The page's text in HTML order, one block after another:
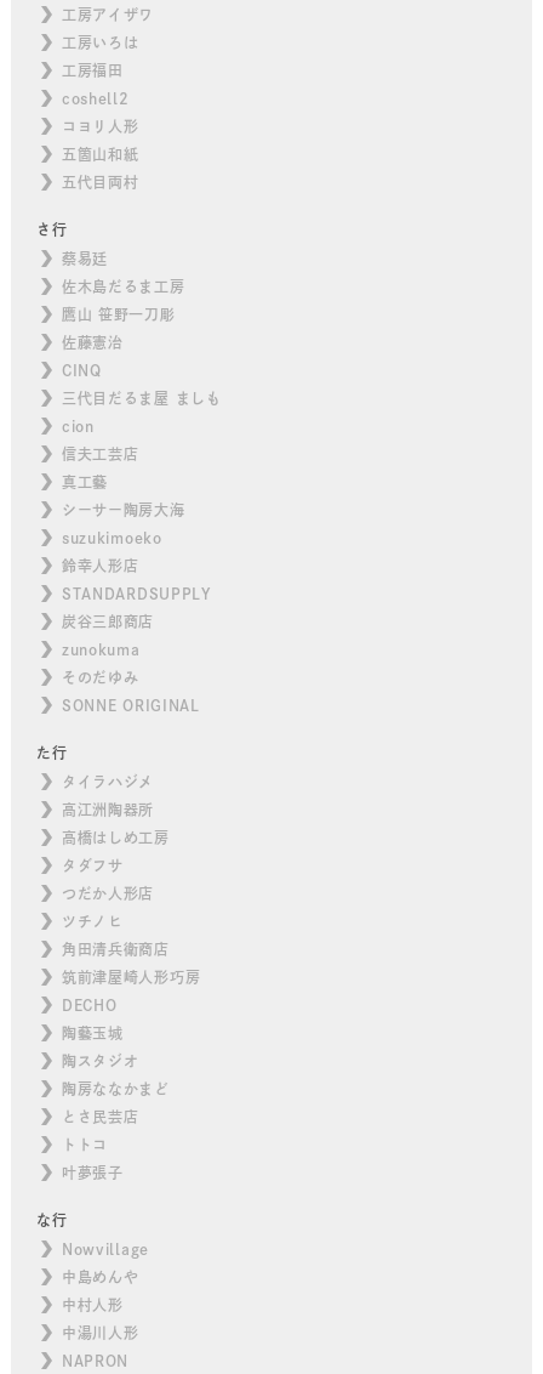
工房アイザワ
工房いろは
工房福田
coshell2
コヨリ人形
五箇山和紙
五代目両村
さ行
蔡易廷
佐木島だるま工房
鷹山 笹野一刀彫
佐藤憲治
CINQ
三代目だるま屋 ましも
cion
信夫工芸店
真工藝
シーサー陶房大海
suzukimoeko
鈴幸人形店
STANDARDSUPPLY
炭谷三郎商店
zunokuma
そのだゆみ
SONNE ORIGINAL
た行
タイラハジメ
高江洲陶器所
高橋はしめ工房
タダフサ
つだか人形店
ツチノヒ
角田清兵衛商店
筑前津屋崎人形巧房
DECHO
陶藝玉城
陶スタジオ
陶房ななかまど
とさ民芸店
トトコ
叶夢張子
な行
Nowvillage
中島めんや
中村人形
中湯川人形
NAPRON